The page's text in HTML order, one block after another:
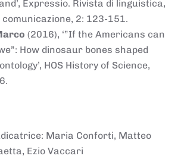
Expressio. Rivista di linguistica,
2: 123-151.
(2016), ‘”If the Americans can
How dinosaur bones shaped
HOS History of Science,
Maria Conforti, Matteo
Ezio Vaccari